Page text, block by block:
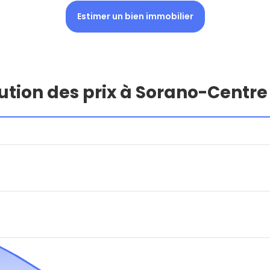
Estimer un bien immobilier
des prix à Sorano-